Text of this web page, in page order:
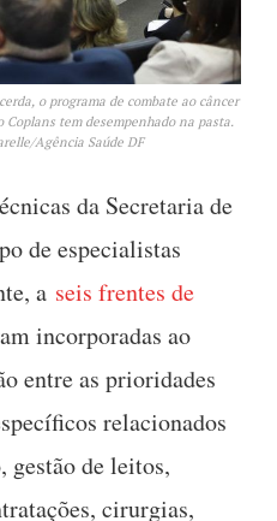
o programa de combate ao câncer
tem desempenhado na pasta.
Agência Saúde DF
da Secretaria de
de especialistas
a seis frentes de
incorporadas ao
entre as prioridades
relacionados
gestão de leitos,
cirurgias,